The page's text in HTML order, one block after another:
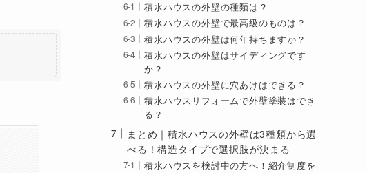
積水ハウスの外壁の種類は？
積水ハウスの外壁で最高級のものは？
積水ハウスの外壁は何年持ちますか？
積水ハウスの外壁はサイディングです
か？
積水ハウスの外壁に穴あけはできる？
積水ハウスリフォームで外壁塗装はでき
る？
まとめ｜積水ハウスの外壁は3種類から選
べる！構造タイプで選択肢が決まる
積水ハウスを検討中の方へ！紹介制度を